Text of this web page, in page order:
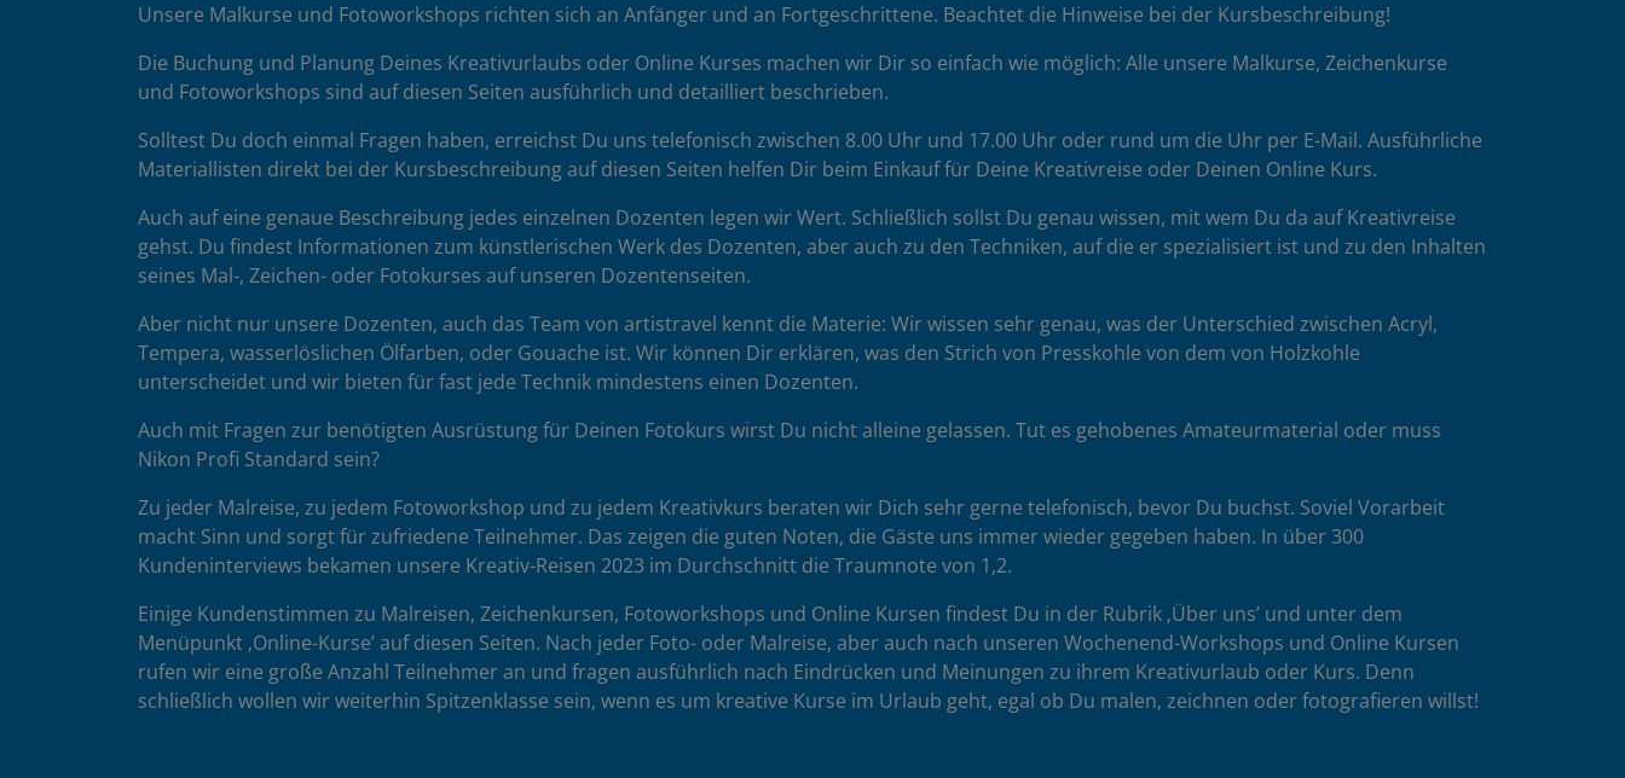
Unsere Malkurse und Fotoworkshops richten sich an Anfänger und an Fortgeschrittene. Beachtet die Hinweise bei der Kursbeschreibung!
Die Buchung und Planung Deines Kreativurlaubs oder Online Kurses machen wir Dir so einfach wie möglich: Alle unsere Malkurse, Zeichenkurse
und Fotoworkshops sind auf diesen Seiten ausführlich und detailliert beschrieben.
Solltest Du doch einmal Fragen haben, erreichst Du uns telefonisch zwischen 8.00 Uhr und 17.00 Uhr oder rund um die Uhr per E-Mail. Ausführliche
Materiallisten direkt bei der Kursbeschreibung auf diesen Seiten helfen Dir beim Einkauf für Deine Kreativreise oder Deinen Online Kurs.
Auch auf eine genaue Beschreibung jedes einzelnen Dozenten legen wir Wert. Schließlich sollst Du genau wissen, mit wem Du da auf Kreativreise
gehst. Du findest Informationen zum künstlerischen Werk des Dozenten, aber auch zu den Techniken, auf die er spezialisiert ist und zu den Inhalten
seines Mal-, Zeichen- oder Fotokurses auf unseren Dozentenseiten.
Aber nicht nur unsere Dozenten, auch das Team von artistravel kennt die Materie: Wir wissen sehr genau, was der Unterschied zwischen Acryl,
Tempera, wasserlöslichen Ölfarben, oder Gouache ist. Wir können Dir erklären, was den Strich von Presskohle von dem von Holzkohle
unterscheidet und wir bieten für fast jede Technik mindestens einen Dozenten.
Auch mit Fragen zur benötigten Ausrüstung für Deinen Fotokurs wirst Du nicht alleine gelassen. Tut es gehobenes Amateurmaterial oder muss
Nikon Profi Standard sein?
Zu jeder Malreise, zu jedem Fotoworkshop und zu jedem Kreativkurs beraten wir Dich sehr gerne telefonisch, bevor Du buchst. Soviel Vorarbeit
macht Sinn und sorgt für zufriedene Teilnehmer. Das zeigen die guten Noten, die Gäste uns immer wieder gegeben haben. In über 300
Kundeninterviews bekamen unsere Kreativ-Reisen 2023 im Durchschnitt die Traumnote von 1,2.
Einige Kundenstimmen zu Malreisen, Zeichenkursen, Fotoworkshops und Online Kursen findest Du in der Rubrik ‚Über uns’ und unter dem
Menüpunkt ‚Online-Kurse’ auf diesen Seiten. Nach jeder Foto- oder Malreise, aber auch nach unseren Wochenend-Workshops und Online Kursen
rufen wir eine große Anzahl Teilnehmer an und fragen ausführlich nach Eindrücken und Meinungen zu ihrem Kreativurlaub oder Kurs. Denn
schließlich wollen wir weiterhin Spitzenklasse sein, wenn es um kreative Kurse im Urlaub geht, egal ob Du malen, zeichnen oder fotografieren willst!